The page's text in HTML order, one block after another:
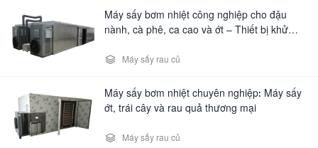
Máy sấy bơm nhiệt công nghiệp cho đậu
nành, cà phê, ca cao và ớt – Thiết bị khử

Máy sấy rau củ
Máy sấy bơm nhiệt chuyên nghiệp: Máy sấy
ớt, trái cây và rau quả thương mại
 Máy sấy rau củ